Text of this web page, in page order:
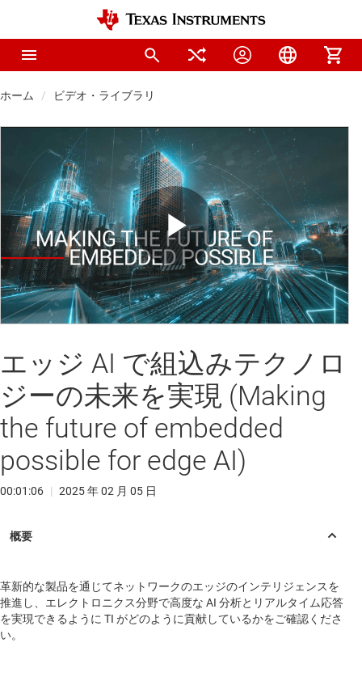
ホーム ビデオ・ライブラリ
Play
Video
エッジ AI で組込みテクノロ
ジーの未来を実現 (Making
the future of embedded
possible for edge AI)
00:01:06 | 2025 年 02 月 05 日
革新的な製品を通じてネットワークのエッジのインテリジェンスを
推進し、エレクトロニクス分野で高度な AI 分析とリアルタイム応答
を実現できるように TI がどのように貢献しているかをご確認くださ
い。